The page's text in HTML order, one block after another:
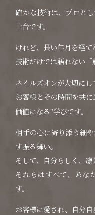
確かな技術は、プロと
土台です。
けれど、長い年月を経て
技術だけでは語れない「
ネイルズオンが大切にし
お客様とその時間を共
価値になる"学びです。
相手の心に寄り添う細
す振る舞い。
そして、自分らしく、凛
それらはすべて、あな
す。
お客様に愛され、自分自